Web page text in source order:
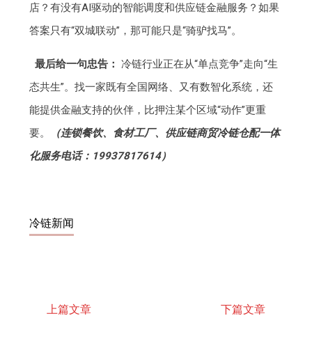
店？有没有AI驱动的智能调度和供应链金融服务？如果
答案只有“双城联动”，那可能只是“骑驴找马”。
最后给一句忠告： 冷链行业正在从“单点竞争”走向“生
态共生”。找一家既有全国网络、又有数智化系统，还
能提供金融支持的伙伴，比押注某个区域“动作”更重
要。
（连锁餐饮、食材工厂、供应链商贸冷链仓配一体
化服务电话：19937817614）
冷链新闻
上篇文章 下篇文章